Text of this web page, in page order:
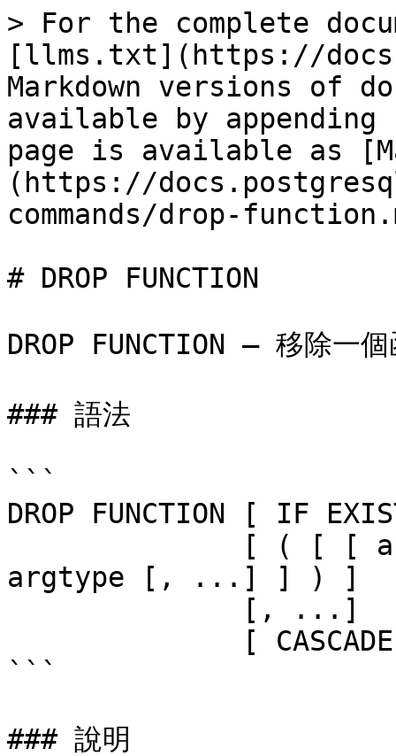
> For the complete
[llms.txt](https://
Markdown versions of
available by
page is available as
(https://
commands/drop-
# DROP FUNCTION
DROP FUNCTION — 移除一個
### 語法
```
DROP FUNCTION [ IF
argtype [, ...] ] ) ]
```
### 說明